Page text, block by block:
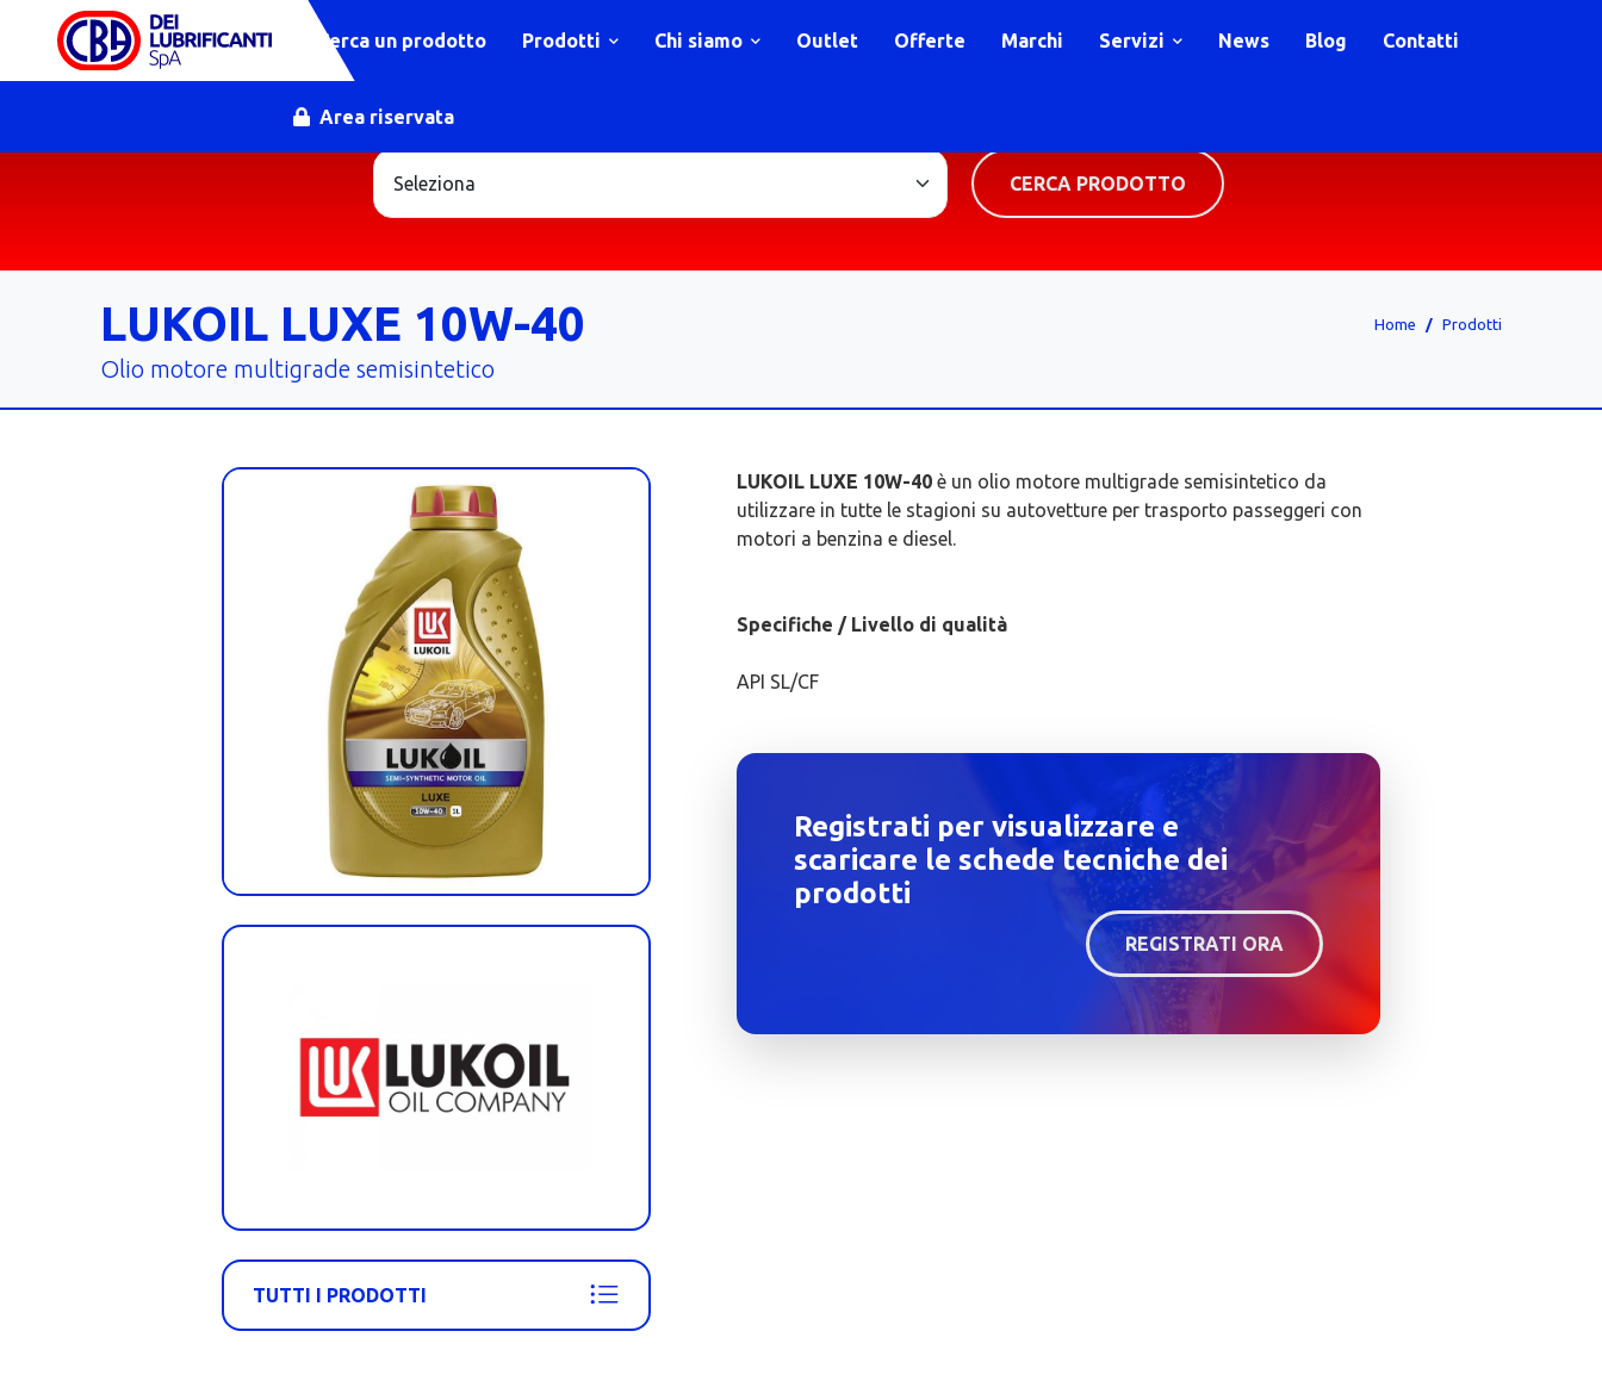
Cerca un prodotto Prodotti Chi siamo Outlet Offerte Marchi Servizi News Blog Contatti
Area riservata
CERCA PRODOTTO
LUKOIL LUXE 10W-40
Olio motore multigrade semisintetico
Home Prodotti
TUTTI I PRODOTTI
LUKOIL LUXE 10W-40 è un olio motore multigrade semisintetico da
utilizzare in tutte le stagioni su autovetture per trasporto passeggeri con
motori a benzina e diesel.
Specifiche / Livello di qualità
API SL/CF
Registrati per visualizzare e
scaricare le schede tecniche dei
prodotti
REGISTRATI ORA